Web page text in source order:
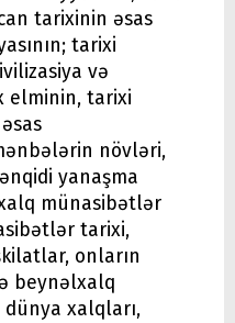
tarixinin əsas
tarixi
və
elminin, tarixi
növləri,
yanaşma
münasibətlər
tarixi,
onların
beynəlxalq
xalqları,